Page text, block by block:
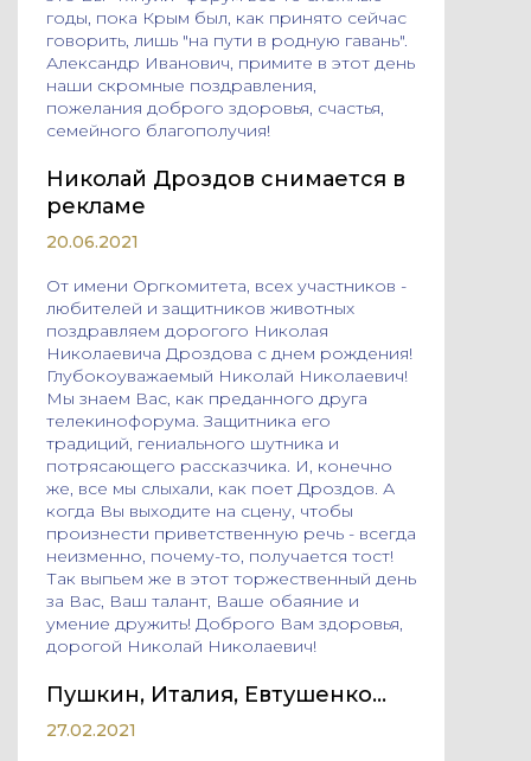
годы, пока Крым был, как принято сейчас
говорить, лишь "на пути в родную гавань".
Александр Иванович, примите в этот день
наши скромные поздравления,
пожелания доброго здоровья, счастья,
семейного благополучия!
Николай Дроздов снимается в
рекламе
20.06.2021
От имени Оргкомитета, всех участников -
любителей и защитников животных
поздравляем дорогого Николая
Николаевича Дроздова с днем рождения!
Глубокоуважаемый Николай Николаевич!
Мы знаем Вас, как преданного друга
телекинофорума. Защитника его
традиций, гениального шутника и
потрясающего рассказчика. И, конечно
же, все мы слыхали, как поет Дроздов. А
когда Вы выходите на сцену, чтобы
произнести приветственную речь - всегда
неизменно, почему-то, получается тост!
Так выпьем же в этот торжественный день
за Вас, Ваш талант, Ваше обаяние и
умение дружить! Доброго Вам здоровья,
дорогой Николай Николаевич!
Пушкин, Италия, Евтушенко…
27.02.2021